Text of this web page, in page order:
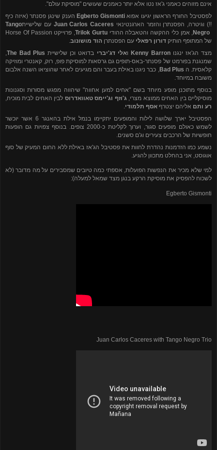
אינם מזוהים כאמני ג'אז נטו אלא יותר כאמנים שעושים "מוסיקת עולם".
לפסטיבל החורף הראשון יגיעו אפואEgberto Gismonti הענק שינגן פסנתר (איזה כיף
!!) וגיטרה, הפסנתרן והזמר הארגנטינאי Juan Carlos Caceres עם שלישייתTango
Negro, אמן כלי ההקשה והטאבלה ההודיTrilok Gurtu, פרוייקט Horse Of Passion
של המתופף הותיק דורון רפאלי עם הפסנתרן הוד מושונוב.
מצד הג'אז ינגנוKenny Barron ואלי דג'יברי בדואט וכן שלישיית The Bad Plus
,
שמנגנת בפורמט של פסנתר-באס-תופים גם גרסאות למוסיקת פופ, רוק, קאנטרי ומוזיקה
קלאסית. ה Bad Plus, כבר ניגנו באילת בעבר והם מגיעים לאחר שהוציאו השנה אלבום
משובח במיוחד.
בנוסף מתוכנן מופע מיוחד בשם "אחים למען אחווה" שיהווה מפגש מסורות וסגנונות
מוסיקליים בין האחים ממוצא מצרי,ג'וזף וג'יימס טאוואדרוס לבין האחים לבית מוכיח,
רע ותם אליהם יצטרף אסף תלמודי.
הפסטיבל יארך שלושה לילות והמופעים יתקיימו בנמל אילת בהאנגר 6 אשר יוכשר
לשמש כאולם מופעים סגור, וערוך לקליטת כ-2000 צופים. בנוסף צפויות גם הופעות
חופשיות של הרכבים צעירים וג'ם סשנים.
נשמע כמו הזדמנות נהדרת לחוות את פסטיבל הג'אז באילת ללא החום המעיק של סוף
אוגוסט, אני בהחלט מתכוון להגיע.
למי שלא מכיר את הנפשות הפועלות, אספתי כמה טיובים שמסבירים על מה מדובר (לא
לשכוח להפסיק את מוסיקת הרקע בנגן מצד שמאל למעלה):
Egberto Gismonti
Juan Carlos Caceres with Tango Negro Trio